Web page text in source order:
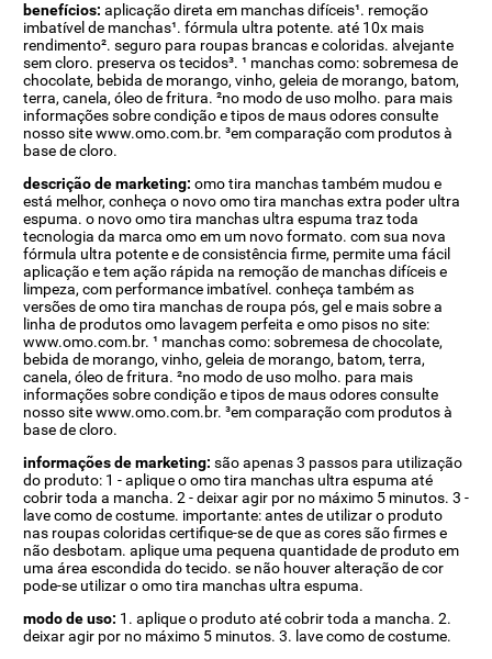
benefícios: aplicação direta em manchas difíceis¹. remoção
imbatível de manchas¹. fórmula ultra potente. até 10x mais
rendimento². seguro para roupas brancas e coloridas. alvejante
sem cloro. preserva os tecidos³. ¹ manchas como: sobremesa de
chocolate, bebida de morango, vinho, geleia de morango, batom,
terra, canela, óleo de fritura. ²no modo de uso molho. para mais
informações sobre condição e tipos de maus odores consulte
nosso site www.omo.com.br. ³em comparação com produtos à
base de cloro.
descrição de marketing: omo tira manchas também mudou e
está melhor, conheça o novo omo tira manchas extra poder ultra
espuma. o novo omo tira manchas ultra espuma traz toda
tecnologia da marca omo em um novo formato. com sua nova
fórmula ultra potente e de consistência firme, permite uma fácil
aplicação e tem ação rápida na remoção de manchas difíceis e
limpeza, com performance imbatível. conheça também as
versões de omo tira manchas de roupa pós, gel e mais sobre a
linha de produtos omo lavagem perfeita e omo pisos no site:
www.omo.com.br. ¹ manchas como: sobremesa de chocolate,
bebida de morango, vinho, geleia de morango, batom, terra,
canela, óleo de fritura. ²no modo de uso molho. para mais
informações sobre condição e tipos de maus odores consulte
nosso site www.omo.com.br. ³em comparação com produtos à
base de cloro.
informações de marketing: são apenas 3 passos para utilização
do produto: 1 - aplique o omo tira manchas ultra espuma até
cobrir toda a mancha. 2 - deixar agir por no máximo 5 minutos. 3 -
lave como de costume. importante: antes de utilizar o produto
nas roupas coloridas certifique-se de que as cores são firmes e
não desbotam. aplique uma pequena quantidade de produto em
uma área escondida do tecido. se não houver alteração de cor
pode-se utilizar o omo tira manchas ultra espuma.
modo de uso: 1. aplique o produto até cobrir toda a mancha. 2.
deixar agir por no máximo 5 minutos. 3. lave como de costume.